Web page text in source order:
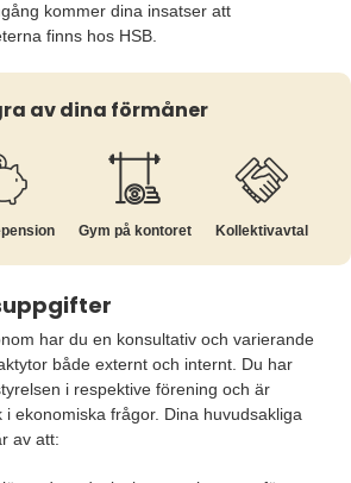
kommer dina insatser att
finns hos HSB.
av dina förmåner
Gym på kontoret Kollektiv­avtal
har du en konsultativ och varierande
både externt och internt. Du har
i respektive förening och är
ekonomiska frågor. Dina huvudsakliga
av att: